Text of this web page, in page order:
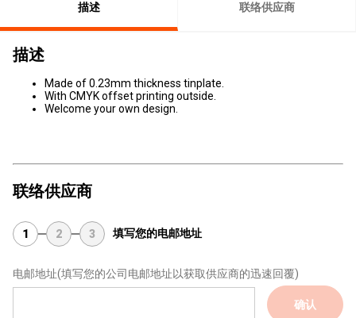
描述 联络供应商
描述
Made of 0.23mm thickness tinplate.
With CMYK offset printing outside.
Welcome your own design.
联络供应商
1 2 3 填写您的电邮地址
电邮地址(填写您的公司电邮地址以获取供应商的迅速回覆)
确认